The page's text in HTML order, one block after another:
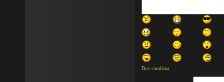
Все смайлы